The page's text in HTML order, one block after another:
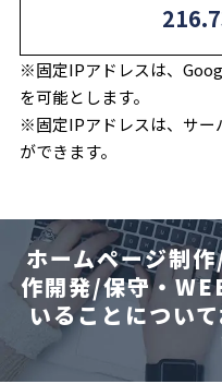
※固定IPアドレスは、
を可能とします。
※固定IPアドレスは、サー
ができます。
ホームページ制
作開発/保守・
いることについ